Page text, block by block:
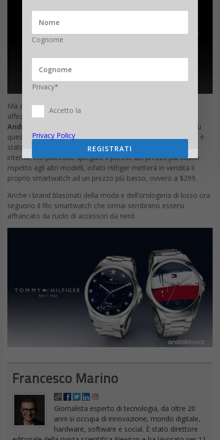
Ma anche il modello di smartwatch Movado destinato agli
affezionati di Tommy Hilfiger, che si chiama TH24/7You
Android Wear 2.0
, verrà reso disponibile entro fine anno. Su
questo modello non sono stati resi noti i dettagli tecnici, ma è
stato confermato che non sarà dotato di chip NFC a suo
interno. Ciò potrebbe spiegare il perché del prezzo più basso
rispetto agli altri modelli, infatti Hilfiger metterà in vendita il
proprio smartwatch ad un prezzo più basso, ovvero a $299.
Anche i brand blasonati della moda e dell’orologeria di lusso ora
seguono il filo smartwatch che ormai sembrano essersi
affrancato da ruolo di accessori da nerd.
Francesco Marino
Giornalista esperto di tecnologia, da oltre 20
anni si occupa di innovazione, mondo digitale,
hardware, software e social. È stato direttore
Cognome
Privacy*
Accetto la
Privacy Policy
REGISTRATI